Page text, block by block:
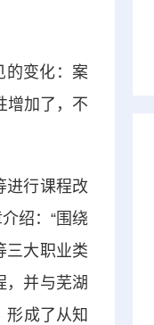
变化：案
增加了，不
行课程改
绍：“围绕
三大职业类
，并与芜湖
形成了从知